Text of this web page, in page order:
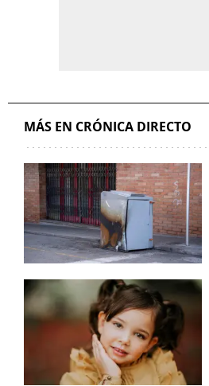
MÁS EN CRÓNICA DIRECTO